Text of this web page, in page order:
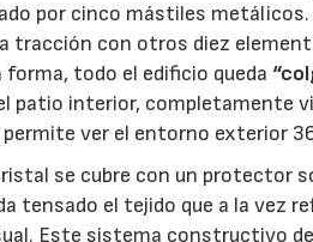
por cinco mástiles metálicos.
tracción con otros diez
todo el edificio queda
patio interior, completamente
ver el entorno exterior
se cubre con un
tensado el tejido que a la vez
Este sistema constructivo